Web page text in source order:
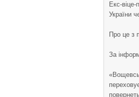
Екс-
України
Про це з
За